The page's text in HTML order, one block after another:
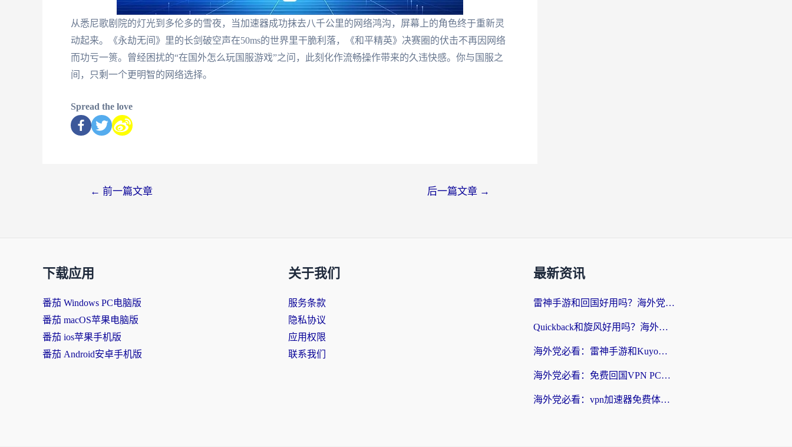
从悉尼歌剧院的灯光到多伦多的雪夜，当加速器成功抹去八千公里的网络鸿沟，屏幕上的角色终于重新灵
动起来。《永劫无间》里的长剑破空声在50ms的世界里干脆利落，《和平精英》决赛圈的伏击不再因网络
而功亏一篑。曾经困扰的“在国外怎么玩国服游戏”之问，此刻化作流畅操作带来的久违快感。你与国服之
间，只剩一个更明智的网络选择。
Spread the love
← 前一篇文章 后一篇文章 →
下载应用
番茄 Windows PC电脑版
番茄 macOS苹果电脑版
番茄 ios苹果手机版
番茄 Android安卓手机版
关于我们
服务条款
隐私协议
应用权限
联系我们
最新资讯
雷神手游和回国好用吗？海外党亲测：选对加速器才能无缝刷剧打游戏
Quickback和旋风好用吗？海外华人亲测：选对回国加速器才能无缝看央视5
海外党必看：雷神手游和Kuyo好用吗？3款回国加速器实测+避坑指南
海外党必看：免费回国VPN PC真的能用？附国内高速VPN选择全攻略
海外党必看：vpn加速器免费体验？选对回国加速器才能无缝刷国内剧玩国服